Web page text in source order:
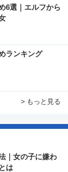
6選｜エルフから
ランキング
> もっと見る
｜女の子に嫌わ
は